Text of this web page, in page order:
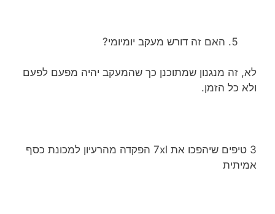
האם זה דורש מעקב יומיומי?
לא, זה מנגנון שמתוכנן כך שהמעקב יהיה מפעם לפעם
ולא כל הזמן.
3 טיפים שיהפכו את 7xl הפקדה מהרעיון למכונת כסף
אמיתית